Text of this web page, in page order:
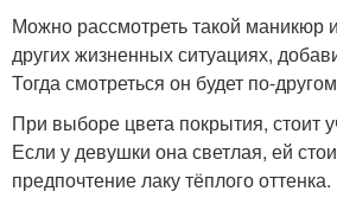
Можно рассмотреть такой маникюр
других жизненных ситуациях,
Тогда смотреться он будет по-
При выборе цвета покрытия, стоит
Если у девушки она светлая, ей
предпочтение лаку тёплого оттенка.